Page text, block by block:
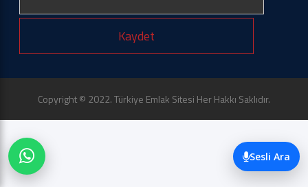
Kaydet
Copyright © 2022. Türkiye Emlak Sitesi Her Hakkı Saklıdır.
Sesli Ara